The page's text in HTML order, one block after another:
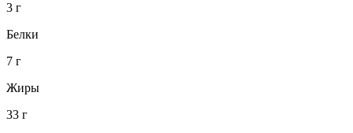
3 г
Белки
7 г
Жиры
33 г